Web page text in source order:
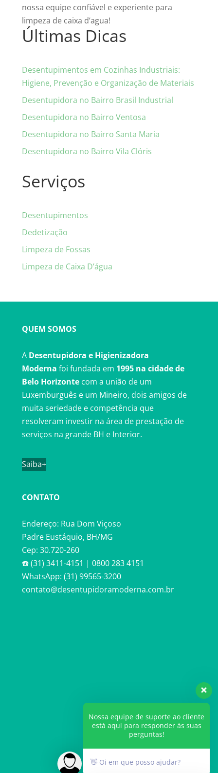
nossa equipe confiável e experiente para
limpeza de caixa d’agua!
Últimas Dicas
Desentupimentos em Cozinhas Industriais:
Higiene, Prevenção e Organização de Materiais
Desentupidora no Bairro Brasil Industrial
Desentupidora no Bairro Ventosa
Desentupidora no Bairro Santa Maria
Desentupidora no Bairro Vila Clóris
Serviços
Desentupimentos
Dedetização
Limpeza de Fossas
Limpeza de Caixa D’água
QUEM SOMOS
A Desentupidora e Higienizadora
Moderna foi fundada em 1995 na cidade de
Belo Horizontecom a união de um
Luxemburguês e um Mineiro, dois amigos de
muita seriedade e competência que
resolveram investir na área de prestação de
serviços na grande BH e Interior.
Saiba+
CONTATO
Endereço: Rua Dom Viçoso
Padre Eustáquio, BH/MG
Cep: 30.720-260
☎️ (31) 3411-4151 | 0800 283 4151
WhatsApp: (31) 99565-3200
contato@desentupidoramoderna.com.br
Nossa equipe de suporte ao cliente
está aqui para responder às suas
perguntas!
👋 Oi em que posso ajudar?